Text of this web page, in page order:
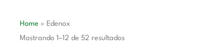
Home » Edenox
Mostrando 1–12 de 52 resultados